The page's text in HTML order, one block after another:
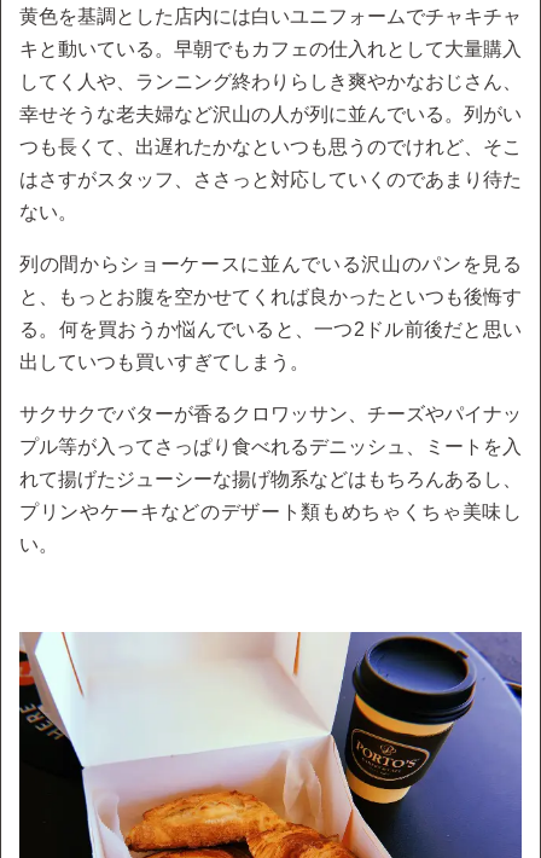
黄色を基調とした店内には白いユニフォームでチャキチャ
キと動いている。早朝でもカフェの仕入れとして大量購入
してく人や、ランニング終わりらしき爽やかなおじさん、
幸せそうな老夫婦など沢山の人が列に並んでいる。列がい
つも長くて、出遅れたかなといつも思うのでけれど、そこ
はさすがスタッフ、ささっと対応していくのであまり待た
ない。
列の間からショーケースに並んでいる沢山のパンを見る
と、もっとお腹を空かせてくれば良かったといつも後悔す
る。何を買おうか悩んでいると、一つ2ドル前後だと思い
出していつも買いすぎてしまう。
サクサクでバターが香るクロワッサン、チーズやパイナッ
プル等が入ってさっぱり食べれるデニッシュ、ミートを入
れて揚げたジューシーな揚げ物系などはもちろんあるし、
プリンやケーキなどのデザート類もめちゃくちゃ美味し
い。